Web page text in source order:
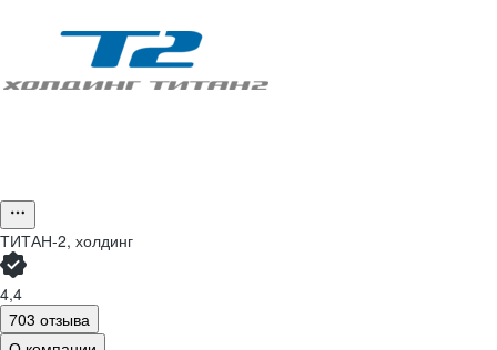
ТИТАН-2, холдинг
4,4
703 отзыва